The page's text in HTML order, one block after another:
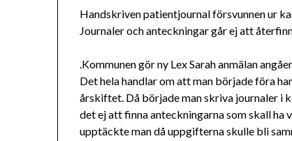
Handskriven patientjournal försvunnen ur
Journaler och anteckningar går ej att
.Kommunen gör ny Lex Sarah anmälan
Det hela handlar om att man började föra
årskiftet. Då började man skriva journaler i
det ej att finna anteckningarna som skall
upptäckte man då uppgifterna skulle bli